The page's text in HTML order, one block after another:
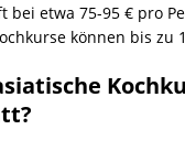
bei etwa 75-95 € pro
können bis zu